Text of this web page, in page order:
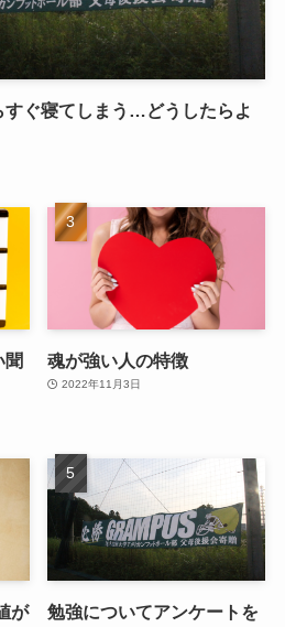
ぐ寝てしまう…どうしたらよ
聞
魂が強い人の特徴
2022年11月3日
が
勉強についてアンケートを